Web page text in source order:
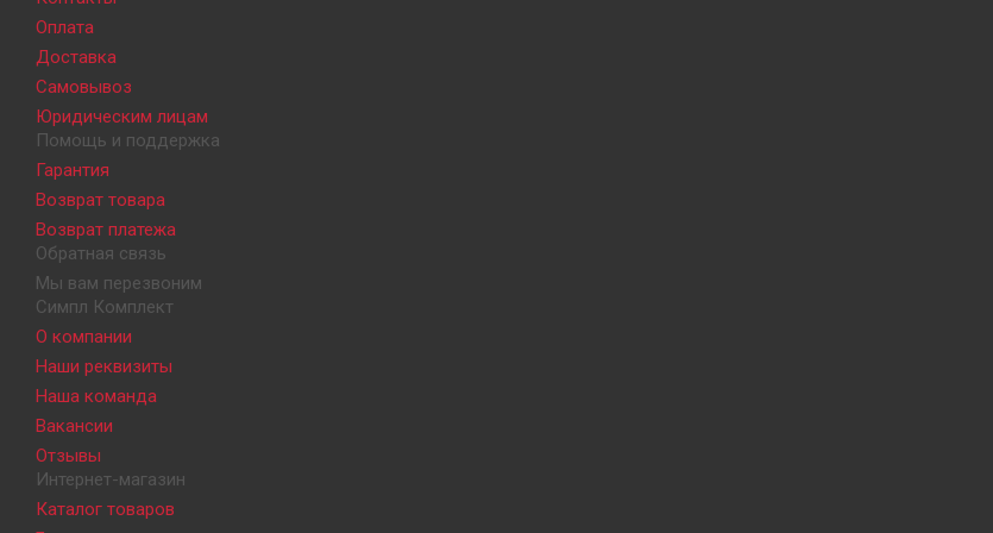
Оплата
Доставка
Самовывоз
Юридическим лицам
Помощь и поддержка
Гарантия
Возврат товара
Возврат платежа
Обратная связь
Мы вам перезвоним
Симпл Комплект
О компании
Наши реквизиты
Наша команда
Вакансии
Отзывы
Интернет-магазин
Каталог товаров